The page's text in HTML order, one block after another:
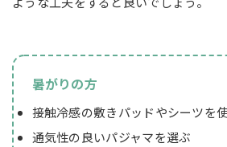
暑がりの方
接触冷感の敷きパッドやシーツを
通気性の良いパジャマを選ぶ